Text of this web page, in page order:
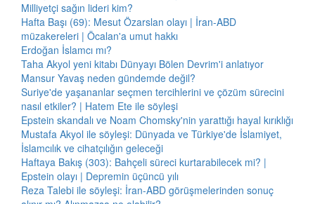
Milliyetçi sağın lideri kim?
Hafta Başı (69): Mesut Özarslan olayı | İran-ABD
müzakereleri | Öcalan'a umut hakkı
Erdoğan İslamcı mı?
Taha Akyol yeni kitabı Dünyayı Bölen Devrim'i anlatıyor
Mansur Yavaş neden gündemde değil?
Suriye'de yaşananlar seçmen tercihlerini ve çözüm sürecini
nasıl etkiler? | Hatem Ete ile söyleşi
Epstein skandalı ve Noam Chomsky'nin yarattığı hayal kırıklığı
Mustafa Akyol ile söyleşi: Dünyada ve Türkiye'de İslamiyet,
İslamcılık ve cihatçılığın geleceği
Haftaya Bakış (303): Bahçeli süreci kurtarabilecek mi? |
Epstein olayı | Depremin üçüncü yılı
Reza Talebi ile söyleşi: İran-ABD görüşmelerinden sonuç